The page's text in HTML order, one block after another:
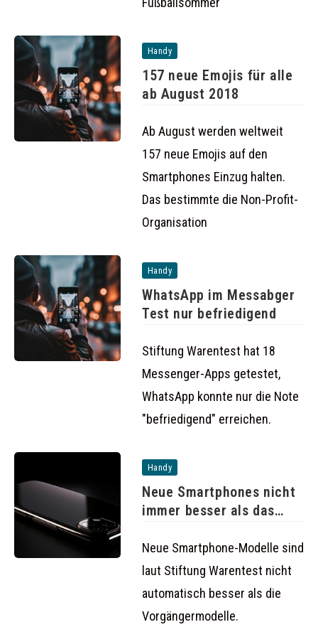
Handy
157 neue Emojis für alle
ab August 2018
Ab August werden weltweit
157 neue Emojis auf den
Smartphones Einzug halten.
Das bestimmte die Non-Profit-
Organisation
Handy
WhatsApp im Messabger
Test nur befriedigend
Stiftung Warentest hat 18
Messenger-Apps getestet,
WhatsApp konnte nur die Note
"befriedigend" erreichen.
Handy
Neue Smartphones nicht
immer besser als das
Neue Smartphone-Modelle sind
laut Stiftung Warentest nicht
automatisch besser als die
Vorgängermodelle.